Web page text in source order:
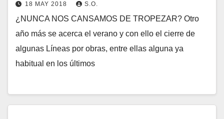
18 MAY 2018 S.O.
¿NUNCA NOS CANSAMOS DE TROPEZAR? Otro
año más se acerca el verano y con ello el cierre de
algunas Líneas por obras, entre ellas alguna ya
habitual en los últimos